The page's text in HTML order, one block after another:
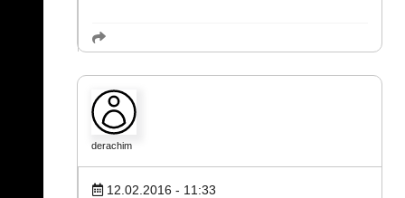
derachim
12.02.2016 - 11:33